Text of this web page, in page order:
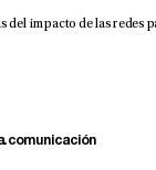
doxa.comunicación